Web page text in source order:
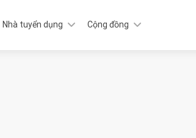
Nhà tuyển dụng Cộng đồng